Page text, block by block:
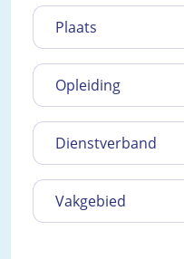
Plaats
Opleiding
Dienstverband
Vakgebied